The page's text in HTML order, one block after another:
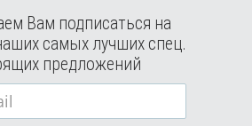
Вам подписаться на
самых лучших спец.
предложений